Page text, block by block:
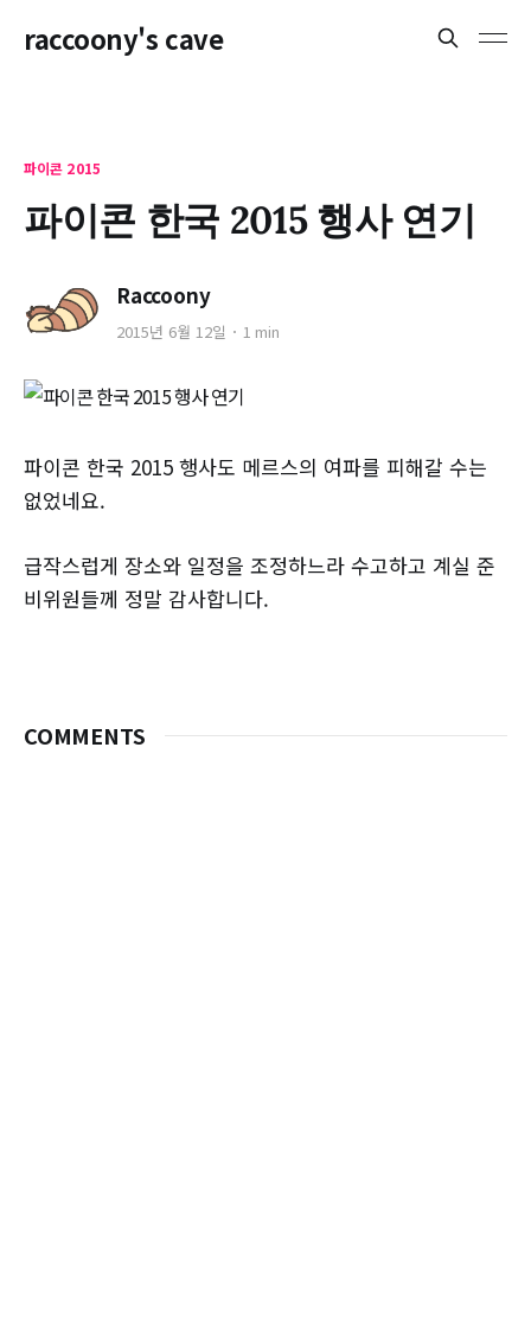
raccoony's cave
파이콘 2015
파이콘 한국 2015 행사 연기
Raccoony
2015년 6월 12일 1 min
파이콘 한국 2015 행사도 메르스의 여파를 피해갈 수는
없었네요.
급작스럽게 장소와 일정을 조정하느라 수고하고 계실 준
비위원들께 정말 감사합니다.
COMMENTS